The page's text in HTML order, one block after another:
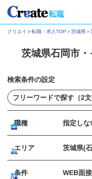
クリエイト転職・求人TOP ＞茨城県＞
茨城県石岡市
検索条件の設定
職種 指定しな
エリア 茨城県(
条件 WEB面